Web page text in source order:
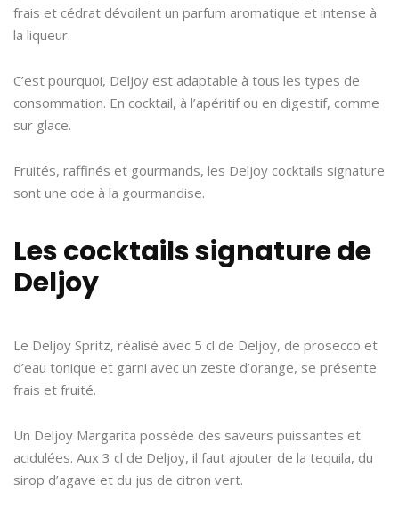
frais et cédrat dévoilent un parfum aromatique et intense à
la liqueur.
C’est pourquoi, Deljoy est adaptable à tous les types de
consommation. En cocktail, à l’apéritif ou en digestif, comme
sur glace.
Fruités, raffinés et gourmands, les Deljoy cocktails signature
sont une ode à la gourmandise.
Les cocktails signature de
Deljoy
Le Deljoy Spritz, réalisé avec 5 cl de Deljoy, de prosecco et
d’eau tonique et garni avec un zeste d’orange, se présente
frais et fruité.
Un Deljoy Margarita possède des saveurs puissantes et
acidulées. Aux 3 cl de Deljoy, il faut ajouter de la tequila, du
sirop d’agave et du jus de citron vert.